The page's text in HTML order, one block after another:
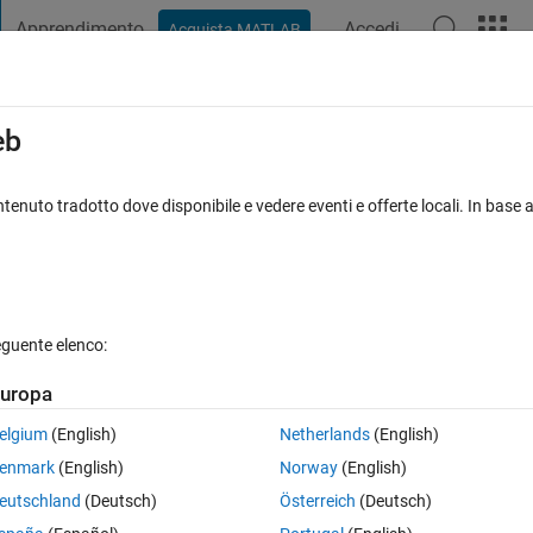
Apprendimento Acquista MATLAB Accedi
force Simscape function? Or library.
0 voti
I do not see the block in Simscape library. I used MATLAB
tradotto dove disponibile e vedere eventi e offerte locali. In
elenco:
(English)
(English)
(Deutsch)
Netherlands(English)
Norway(English)
Österreich (Deutsch)